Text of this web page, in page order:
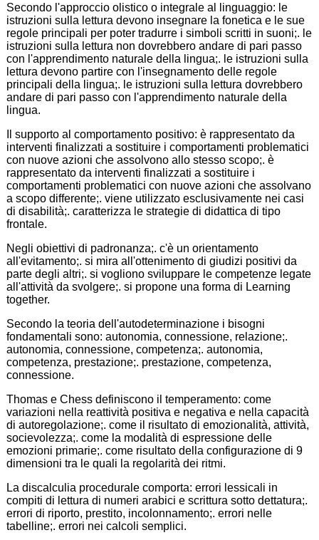
Secondo l'approccio olistico o integrale al linguaggio: le
istruzioni sulla lettura devono insegnare la fonetica e le sue
regole principali per poter tradurre i simboli scritti in suoni;. le
istruzioni sulla lettura non dovrebbero andare di pari passo
con l'apprendimento naturale della lingua;. le istruzioni sulla
lettura devono partire con l'insegnamento delle regole
principali della lingua;. le istruzioni sulla lettura dovrebbero
andare di pari passo con l'apprendimento naturale della
lingua.
Il supporto al comportamento positivo: è rappresentato da
interventi finalizzati a sostituire i comportamenti problematici
con nuove azioni che assolvono allo stesso scopo;. è
rappresentato da interventi finalizzati a sostituire i
comportamenti problematici con nuove azioni che assolvano
a scopo differente;. viene utilizzato esclusivamente nei casi
di disabilità;. caratterizza le strategie di didattica di tipo
frontale.
Negli obiettivi di padronanza;. c'è un orientamento
all'evitamento;. si mira all'ottenimento di giudizi positivi da
parte degli altri;. si vogliono sviluppare le competenze legate
all'attività da svolgere;. si propone una forma di Learning
together.
Secondo la teoria dell'autodeterminazione i bisogni
fondamentali sono: autonomia, connessione, relazione;.
autonomia, connessione, competenza;. autonomia,
competenza, prestazione;. prestazione, competenza,
connessione.
Thomas e Chess definiscono il temperamento: come
variazioni nella reattività positiva e negativa e nella capacità
di autoregolazione;. come il risultato di emozionalità, attività,
socievolezza;. come la modalità di espressione delle
emozioni primarie;. come risultato della configurazione di 9
dimensioni tra le quali la regolarità dei ritmi.
La discalculia procedurale comporta: errori lessicali in
compiti di lettura di numeri arabici e scrittura sotto dettatura;.
errori di riporto, prestito, incolonnamento;. errori nelle
tabelline;. errori nei calcoli semplici.